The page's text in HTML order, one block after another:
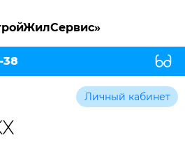
38
Личный кабинет